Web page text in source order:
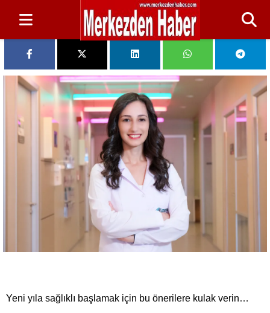
Yeni yıla sağlıklı başlamak için bu önerilere kulak verin…